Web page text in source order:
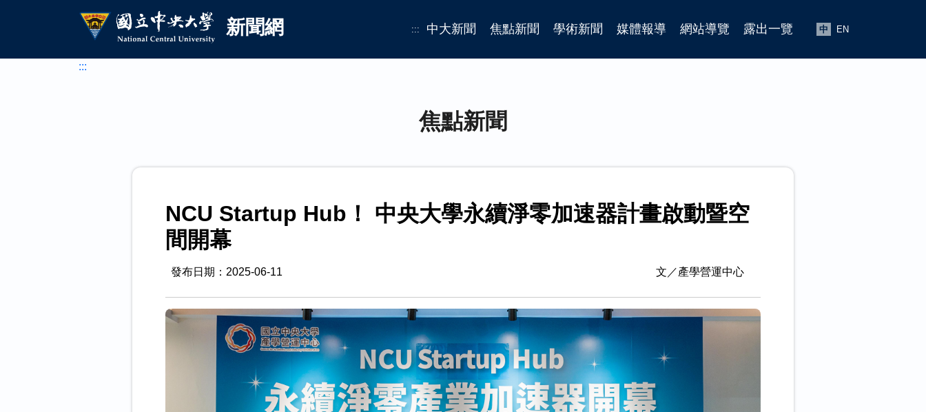
國立中央大學新聞網新聞網 ::: 中大新聞 焦點新聞 學術新聞 媒體報導 網站導覽 露出一覽 中 EN
:::
焦點新聞
NCU Startup Hub！ 中央大學永續淨零加速器計畫啟動暨空
間開幕
發布日期：2025-06-11 文／產學營運中心